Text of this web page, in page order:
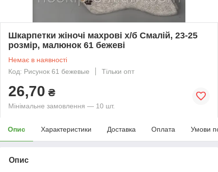
Шкарпетки жіночі махрові х/б Смалій, 23-25
розмір, малюнок 61 бежеві
Немає в наявності
Код: Рисунок 61 бежевые
Тільки опт
26,70 ₴
Мінімальне замовлення — 10 шт.
Опис Характеристики Доставка Оплата Умови
Опис